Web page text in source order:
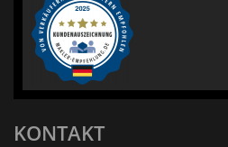
KONTAKT